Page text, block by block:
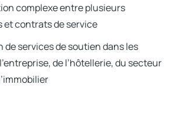
complexe entre plusieurs
contrats de service
de services de soutien dans les
de l’hôtellerie, du secteur